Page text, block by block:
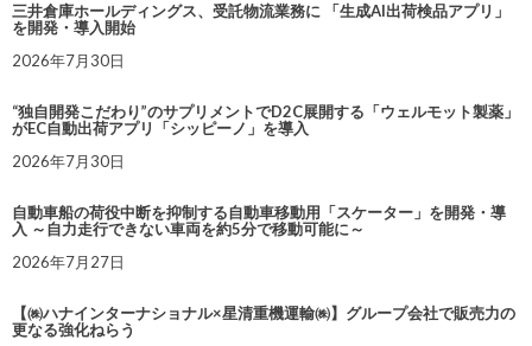
三井倉庫ホールディングス、受託物流業務に 「生成AI出荷検品アプリ」
を開発・導入開始
2026年7月30日
“独自開発こだわり”のサプリメントでD2C展開する「ウェルモット製薬」
がEC自動出荷アプリ「シッピーノ」を導入
2026年7月30日
自動車船の荷役中断を抑制する自動車移動用「スケーター」を開発・導
入 ～自力走行できない車両を約5分で移動可能に～
2026年7月27日
【㈱ハナインターナショナル×星清重機運輸㈱】グループ会社で販売力の
更なる強化ねらう